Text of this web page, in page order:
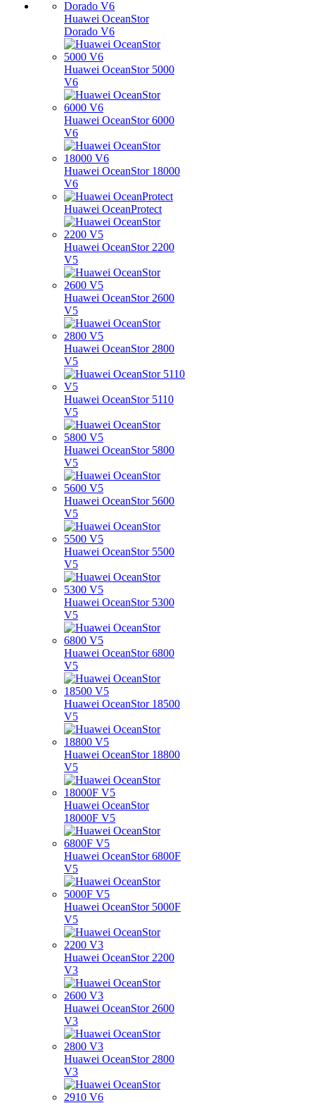
Huawei OceanStor
Dorado V6
Huawei OceanStor 5000
V6
Huawei OceanStor 6000
V6
Huawei OceanStor 18000
V6
Huawei OceanProtect
Huawei OceanStor 2200
V5
Huawei OceanStor 2600
V5
Huawei OceanStor 2800
V5
Huawei OceanStor 5110
V5
Huawei OceanStor 5800
V5
Huawei OceanStor 5600
V5
Huawei OceanStor 5500
V5
Huawei OceanStor 5300
V5
Huawei OceanStor 6800
V5
Huawei OceanStor 18500
V5
Huawei OceanStor 18800
V5
Huawei OceanStor
18000F V5
Huawei OceanStor 6800F
V5
Huawei OceanStor 5000F
V5
Huawei OceanStor 2200
V3
Huawei OceanStor 2600
V3
Huawei OceanStor 2800
V3